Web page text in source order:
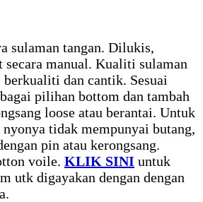
sulaman tangan. Dilukis,
manual. Kualiti sulaman
berkualiti dan cantik. Sesuai
pilihan bottom dan tambah
loose atau berantai. Untuk
tidak mempunyai butang,
pin atau kerongsang.
voile. KLIK SINI untuk
utk digayakan dengan dengan